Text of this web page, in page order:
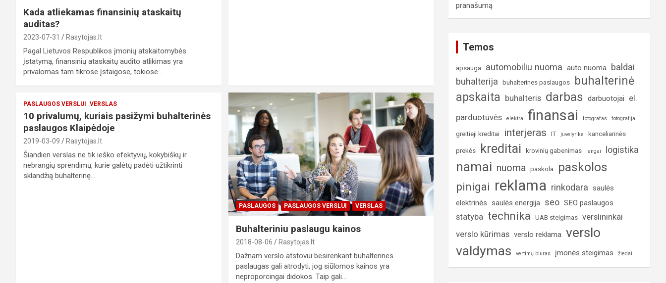
Kada atliekamas finansinių ataskaitų
auditas?
2023-07-31 Rasytojas.lt
Pagal Lietuvos Respublikos įmonių atskaitomybės
įstatymą, finansinių ataskaitų audito atlikimas yra
privalomas tam tikrose įstaigose, tokiose…
PASLAUGOS VERSLUI VERSLAS
10 privalumų, kuriais pasižymi buhalterinės
paslaugos Klaipėdoje
2019-03-09 Rasytojas.lt
Šiandien verslas ne tik ieško efektyvių, kokybiškų ir
nebrangių sprendimų, kurie galėtų padėti užtikrinti
sklandžią buhalterinę…
PASLAUGOS PASLAUGOS VERSLUI VERSLAS
Buhalteriniu paslaugu kainos
2018-08-06 Rasytojas.lt
Dažnam verslo atstovui besirenkant buhalterines
paslaugas gali atrodyti, jog siūlomos kainos yra
neproporcingai didokos. Taip gali…
pranašumą
Temos
apsauga automobiliu nuoma auto nuoma
baldai
buhalterija
buhalterines paslaugos
buhalterinė
apskaita buhalteris darbas darbuotojai el.
parduotuvės elektra finansai fotografas fotografija
greitieji kreditai interjeras IT juvelyrika kanceliarinės
prekės kreditai krovinių gabenimas langai logistika
namai nuoma paskola paskolos
pinigai reklama rinkodara
saulės
elektrinės
saulės energija seo SEO paslaugos
statyba technika UAB steigimas
verslininkai
verslo kūrimas verslo reklama verslo
valdymas
vertimų biuras įmonės steigimas žiedai